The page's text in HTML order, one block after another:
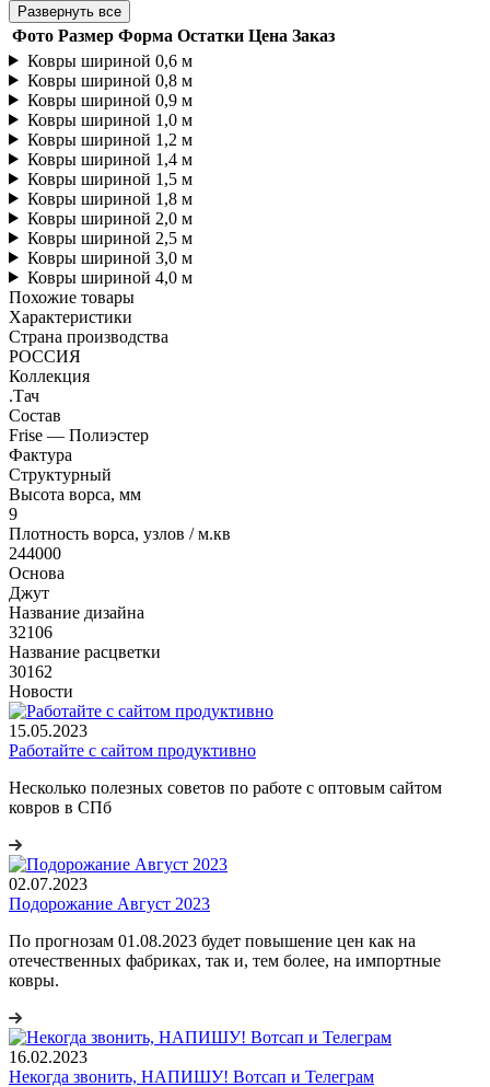
Развернуть все
Фото Размер Форма Остатки Цена Заказ
Ковры шириной 0,6 м
Ковры шириной 0,8 м
Ковры шириной 0,9 м
Ковры шириной 1,0 м
Ковры шириной 1,2 м
Ковры шириной 1,4 м
Ковры шириной 1,5 м
Ковры шириной 1,8 м
Ковры шириной 2,0 м
Ковры шириной 2,5 м
Ковры шириной 3,0 м
Ковры шириной 4,0 м
Похожие товары
Характеристики
Страна производства
РОССИЯ
Коллекция
.Тач
Состав
Frise — Полиэстер
Фактура
Структурный
Высота ворса, мм
9
Плотность ворса, узлов / м.кв
244000
Основа
Джут
Название дизайна
32106
Название расцветки
30162
Новости
15.05.2023
Работайте с сайтом продуктивно
Несколько полезных советов по работе с оптовым сайтом
ковров в СПб
02.07.2023
Подорожание Август 2023
По прогнозам 01.08.2023 будет повышение цен как на
отечественных фабриках, так и, тем более, на импортные
ковры.
16.02.2023
Некогда звонить, НАПИШУ! Вотсап и Телеграм